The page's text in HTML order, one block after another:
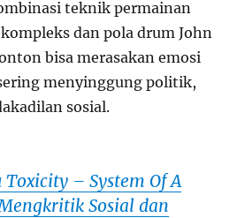
teknik permainan
dan pola drum John
bisa merasakan emosi
menyinggung politik,
sosial.
– System Of A
Sosial dan